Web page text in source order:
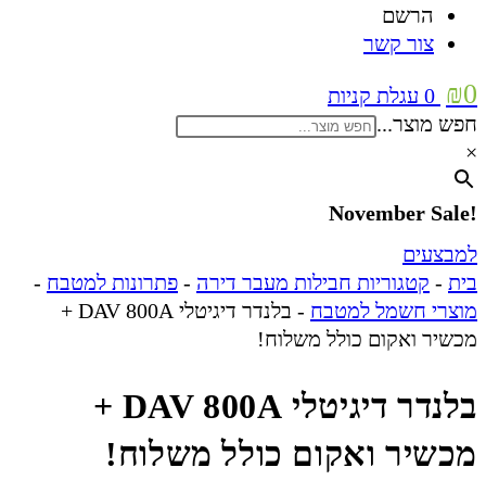
הרשם
צור קשר
₪0
0 עגלת קניות
חפש מוצר...
×
!November Sale
למבצעים
בית - קטגוריות חבילות מעבר דירה - פתרונות למטבח -
מוצרי חשמל למטבח -
בלנדר דיגיטלי DAV 800A +
מכשיר ואקום כולל משלוח!
בלנדר דיגיטלי DAV 800A +
מכשיר ואקום כולל משלוח!